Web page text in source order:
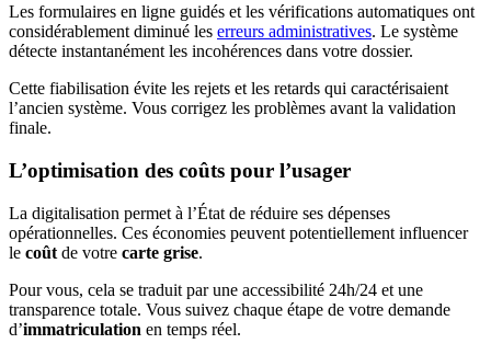
Les formulaires en ligne guidés et les vérifications automatiques ont
considérablement diminué les erreurs administratives. Le système
détecte instantanément les incohérences dans votre dossier.
Cette fiabilisation évite les rejets et les retards qui caractérisaient
l’ancien système. Vous corrigez les problèmes avant la validation
finale.
L’optimisation des coûts pour l’usager
La digitalisation permet à l’État de réduire ses dépenses
opérationnelles. Ces économies peuvent potentiellement influencer
le coût de votre carte grise.
Pour vous, cela se traduit par une accessibilité 24h/24 et une
transparence totale. Vous suivez chaque étape de votre demande
d’immatriculation en temps réel.